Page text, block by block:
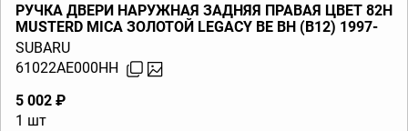
РУЧКА ДВЕРИ НАРУЖНАЯ ЗАДНЯЯ ПРАВАЯ ЦВЕТ 82H
MUSTERD MICA ЗОЛОТОЙ LEGACY BE BH (B12) 1997-
2000
SUBARU
61022AE000HH
5 002 ₽
1 шт